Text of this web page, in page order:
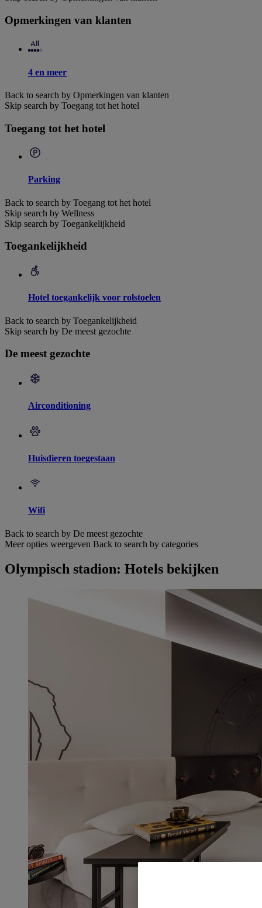
Opmerkingen van klanten
4 en meer
Back to search by Opmerkingen van klanten
Skip search by Toegang tot het hotel
Toegang tot het hotel
Parking
Back to search by Toegang tot het hotel
Skip search by Wellness
Skip search by Toegankelijkheid
Toegankelijkheid
Hotel toegankelijk voor rolstoelen
Back to search by Toegankelijkheid
Skip search by De meest gezochte
De meest gezochte
Airconditioning
Huisdieren toegestaan
Wifi
Back to search by De meest gezochte
Meer opties weergeven Back to search by categories
Olympisch stadion: Hotels bekijken